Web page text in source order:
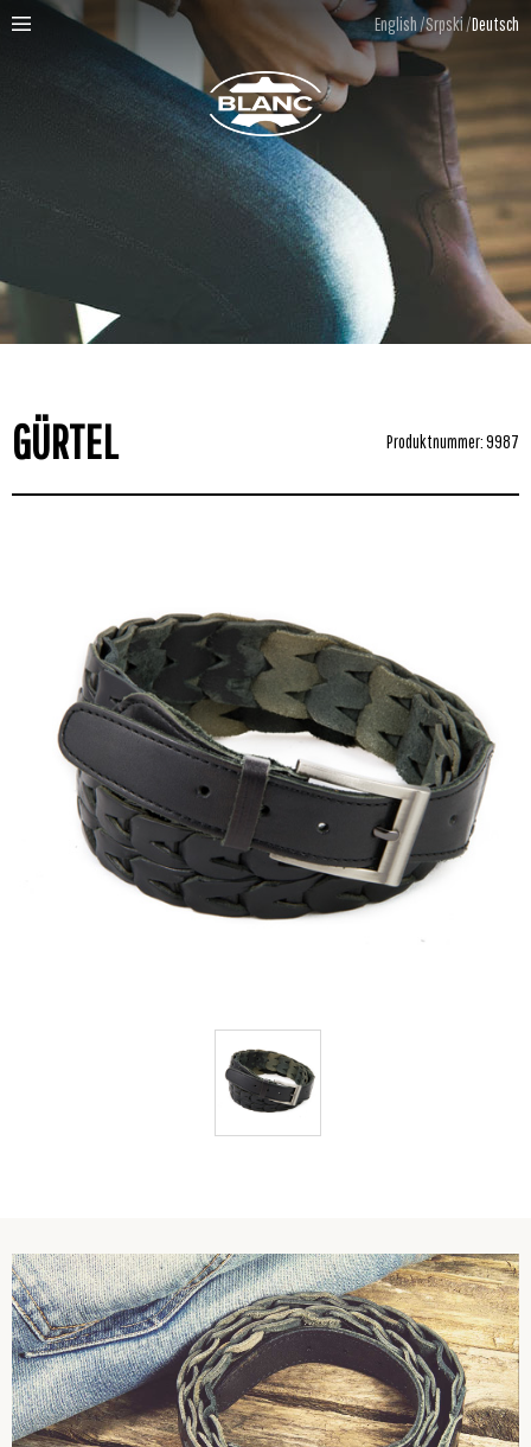
English Srpski Deutsch
GÜRTEL Produktnummer: 9987